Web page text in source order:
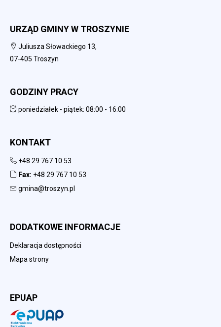
URZĄD GMINY W TROSZYNIE
Juliusza Słowackiego 13,
07-405 Troszyn
GODZINY PRACY
poniedziałek - piątek: 08:00 - 16:00
KONTAKT
+48 29 767 10 53
Fax: +48 29 767 10 53
gmina@troszyn.pl
DODATKOWE INFORMACJE
Deklaracja dostępności
Mapa strony
EPUAP